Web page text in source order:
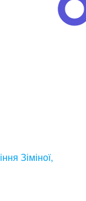
Зіміної,